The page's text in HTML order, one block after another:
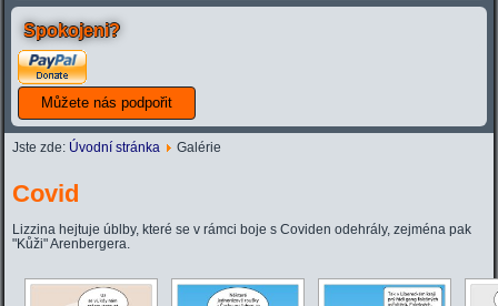
Spokojeni?
Jste zde: Úvodní stránka Galérie
Covid
Lizzina hejtuje úblby, které se v rámci boje s Coviden odehrály, zejména pak
"Kůži" Arenbergera.